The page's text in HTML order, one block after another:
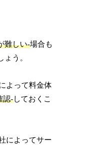
難しい-場合も
う。
よって料金体
認-しておくこ
によってサー